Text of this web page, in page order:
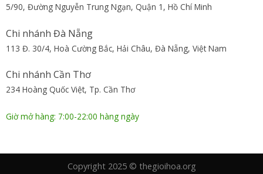
5/90, Đường Nguyễn Trung Ngạn, Quận 1, Hồ Chí Minh
Chi nhánh Đà Nẵng
113 Đ. 30/4, Hoà Cường Bắc, Hải Châu, Đà Nẵng, Việt Nam
Chi nhánh Cần Thơ
234 Hoàng Quốc Việt, Tp. Cần Thơ
Giờ mở hàng: 7:00-22:00 hàng ngày
Copyright 2025 © thegioihoa.org